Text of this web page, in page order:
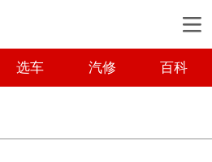
选车 汽修 百科